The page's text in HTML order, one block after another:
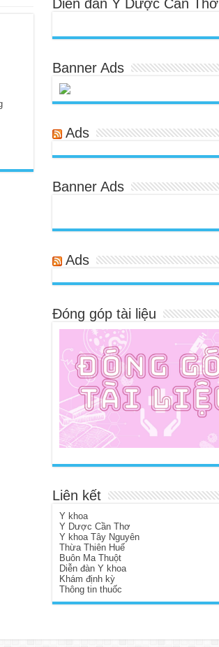
Diễn đàn Y Dược Cần Thơ
Banner Ads
Ads
Banner Ads
Ads
Đóng góp tài liệu
Liên kết
Y khoa
Y Dược Cần Thơ
Y khoa Tây Nguyên
Thừa Thiên Huế
Buôn Ma Thuột
Diễn đàn Y khoa
Khám định kỳ
Thông tin thuốc